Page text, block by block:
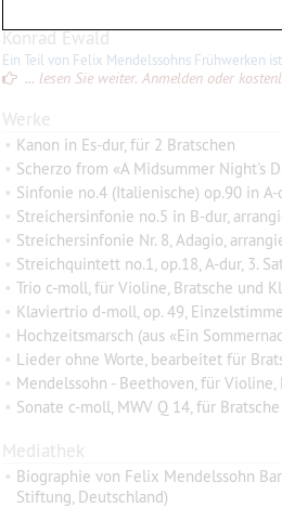
Konrad Ewald
... lesen Sie weiter. Anmelden oder
Werke
• Kanon in Es-dur, für 2 Bratschen
• Scherzo from «A Midsummer Night's Dream»,
• Sinfonie no.4 (Italienische) op.90 in A-dur,
• Streichersinfonie no.5 in B-dur,
• Streichersinfonie Nr. 8, Adagio,
• Streichquintett no.1, op.18, A-dur, 3. Satz:
• Trio c-moll, für Violine, Bratsche und
• Klaviertrio d-moll, op. 49, Einzelstimme
• Hochzeitsmarsch (aus «Ein Sommernachtstraum») und Lied ohne Worte,
• Lieder ohne Worte, bearbeitet für
• Mendelssohn - Beethoven, für Violine,
• Sonate c-moll, MWV Q 14, für
Mediathek
• Biographie von Felix Mendelssohn
Stiftung, Deutschland)